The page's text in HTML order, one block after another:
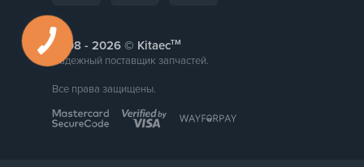
2008 - © Kitaecтм
Надежный поставщик запчастей.
Все права защищены.